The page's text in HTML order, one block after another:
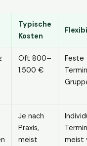
Typische
Kosten
Oft 800–
1.500 €
Feste
Je nach
Praxis,
meist
meist